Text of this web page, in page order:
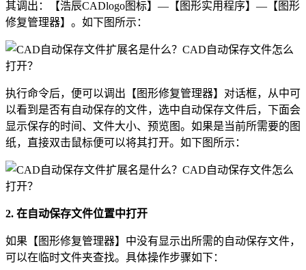
其调出：【浩辰CADlogo图标】—【图形实用程序】—【图形
修复管理器】。如下图所示：
执行命令后，便可以调出【图形修复管理器】对话框，从中可
以看到是否有自动保存的文件，选中自动保存文件后，下面会
显示保存的时间、文件大小、预览图。如果是当前所需要的图
纸，直接双击鼠标便可以将其打开。如下图所示：
2. 在自动保存文件位置中打开
如果【图形修复管理器】中没有显示出所需的自动保存文件，
可以在临时文件夹查找。具体操作步骤如下：